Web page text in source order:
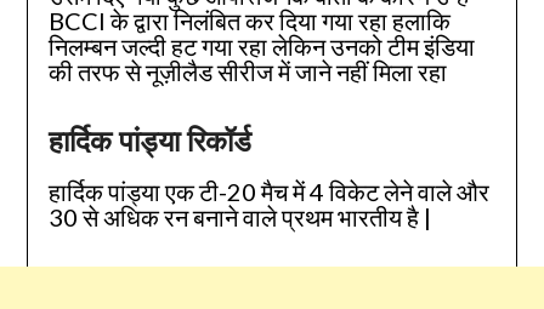
BCCI के द्वारा निलंबित कर दिया गया रहा हलाकि
निलम्बन जल्दी हट गया रहा लेकिन उनको टीम इंडिया
की तरफ से नूज़ीलैड सीरीज में जाने नहीं मिला रहा
हार्दिक पांड्या रिकॉर्ड
हार्दिक पांड्या एक टी-20 मैच में 4 विकेट लेने वाले और
30 से अधिक रन बनाने वाले प्रथम भारतीय है |